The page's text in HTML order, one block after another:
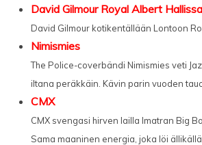
David Gilmour Royal Albert Hallissa
David Gilmour kotikentällään Lontoon
Nimismies
The Police-coverbändi Nimismies veti
iltana peräkkäin. Kävin parin vuoden
CMX
CMX svengasi hirven lailla Imatran Big
Sama maaninen energia, joka löi ällikällä